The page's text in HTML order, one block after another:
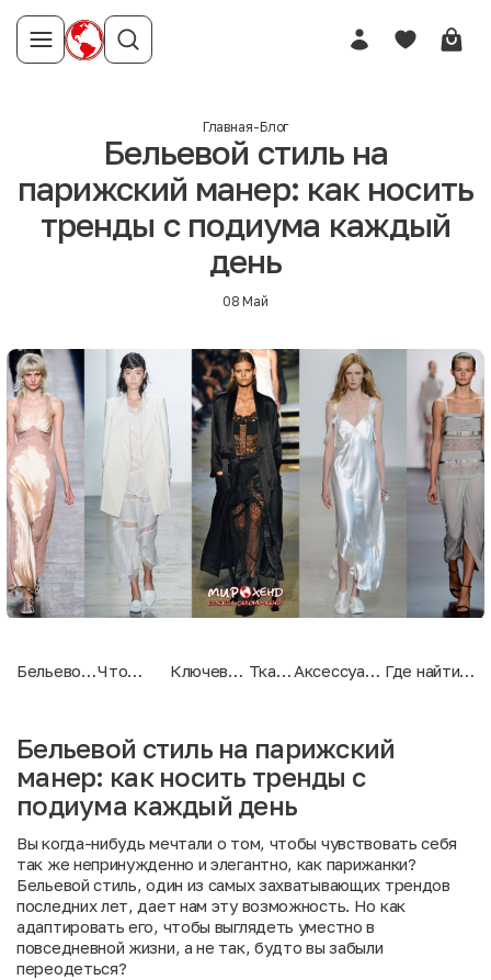
Главная-Блог
Бельевой стиль на
парижский манер: как носить
тренды с подиума каждый
день
08 Май
Бельевой
носить
тренды с
каждый
день
Что
Ключевые Ткани Аксессуары Где найти
Бельевой стиль на парижский
манер: как носить тренды с
подиума каждый день
Вы когда-нибудь мечтали о том, чтобы чувствовать себя
так же непринужденно и элегантно, как парижанки?
Бельевой стиль, один из самых захватывающих трендов
последних лет, дает нам эту возможность. Но как
адаптировать его, чтобы выглядеть уместно в
повседневной жизни, а не так, будто вы забыли
переодеться?